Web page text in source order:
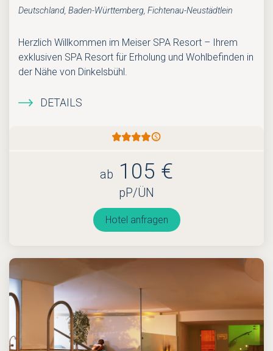
Deutschland, Baden-Württemberg, Fichtenau-Neustädtlein
Herzlich Willkommen im Meiser SPA Resort – Ihrem
exklusiven SPA Resort für Erholung und Wohlbefinden in
der Nähe von Dinkelsbühl.
DETAILS
ab 105 €
pP/ÜN
Hotel anfragen